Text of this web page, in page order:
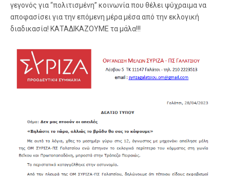
γεγονός για “πολιτισμένη” κοινωνία που θέλει ψύχραιμα να
αποφασίσει για την επόμενη μέρα μέσα από την εκλογική
διαδικασία! ΚΑΤΑΔΙΚΑΖΟΥΜΕ τα μάλα!!!